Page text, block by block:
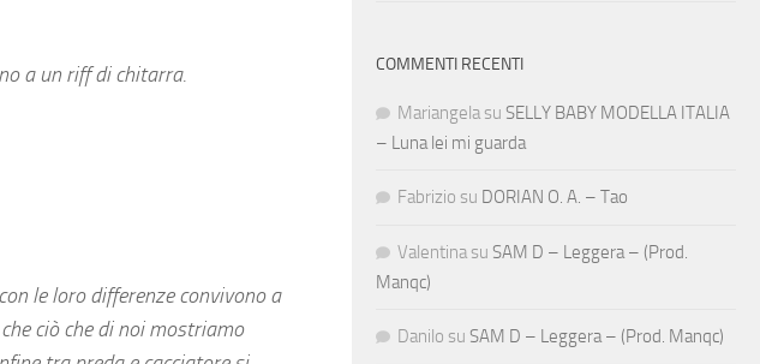
a un riff di chitarra.
le loro differenze convivono a
ciò che di noi mostriamo
COMMENTI RECENTI
Mariangela su SELLY BABY MODELLA ITALIA
– Luna lei mi guarda
Fabrizio su DORIAN O. A. – Tao
Valentina su SAM D – Leggera – (Prod.
Manqc)
Danilo su SAM D – Leggera – (Prod. Manqc)